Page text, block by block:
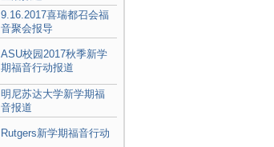
9.16.2017喜瑞都召会福
音聚会报导
ASU校园2017秋季新学
期福音行动报道
明尼苏达大学新学期福
音报道
Rutgers新学期福音行动